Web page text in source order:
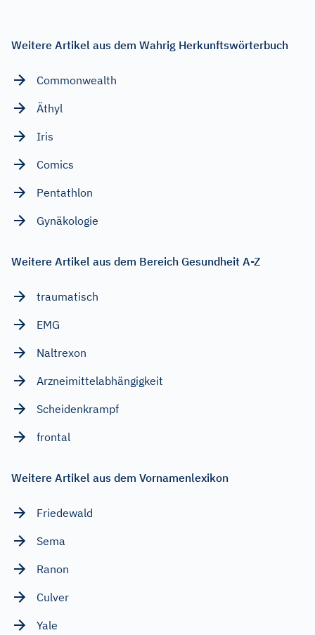
Weitere Artikel aus dem Wahrig Herkunftswörterbuch
Commonwealth
Äthyl
Iris
Comics
Pentathlon
Gynäkologie
Weitere Artikel aus dem Bereich Gesundheit A-Z
traumatisch
EMG
Naltrexon
Arzneimittelabhängigkeit
Scheidenkrampf
frontal
Weitere Artikel aus dem Vornamenlexikon
Friedewald
Sema
Ranon
Culver
Yale